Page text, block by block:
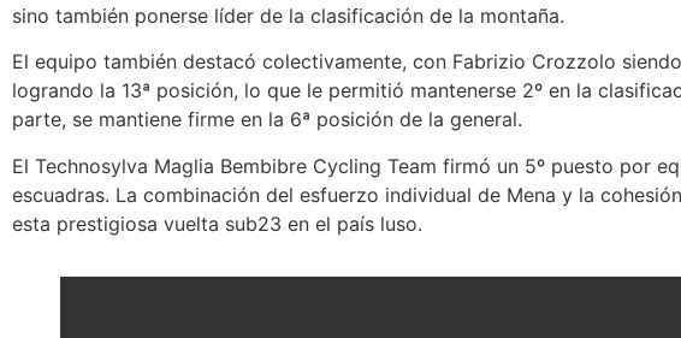
sino también ponerse líder de la clasificación de la montaña.
El equipo también destacó colectivamente, con Fabrizio Crozzolo
logrando la 13ª posición, lo que le permitió mantenerse 2º en la
parte, se mantiene firme en la 6ª posición de la general.
El Technosylva Maglia Bembibre Cycling Team firmó un 5º puesto por
escuadras. La combinación del esfuerzo individual de Mena y la
esta prestigiosa vuelta sub23 en el país luso.